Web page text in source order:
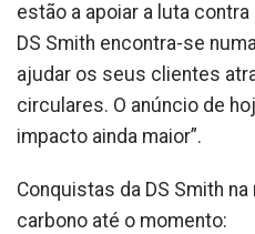
estão a apoiar a luta
DS Smith encontra-se
ajudar os seus clientes
circulares. O anúncio de
impacto ainda maior”.
Conquistas da DS Smith
carbono até o momento: